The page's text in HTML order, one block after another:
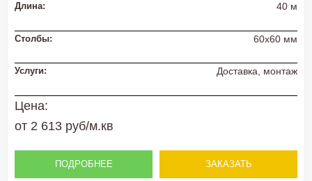
Длина: 40 м
Столбы: 60х60 мм
Услуги: Доставка, монтаж
Цена:
от 2 613 руб/м.кв
ПОДРОБНЕЕ ЗАКАЗАТЬ